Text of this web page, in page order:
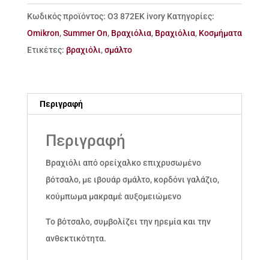
επιχρυσωμένο
βότσαλο
με
σμάλτο
Κωδικός προϊόντος: Ο3 872ΕΚ ivory Κατηγορίες:
Omikron,Summer On, Βραχιόλια, Βραχιόλια, Κοσμήματα
Ετικέτες: βραχιόλι,σμάλτο
Περιγραφή
Περιγραφή
Βραχιόλι από ορείχαλκο επιχρυσωμένο
βότσαλο, με ιβουάρ σμάλτο, κορδόνι γαλάζιο,
κούμπωμα μακραμέ αυξομειώμενο
Το βότσαλο, συμβολίζει την ηρεμία και την
ανθεκτικότητα.